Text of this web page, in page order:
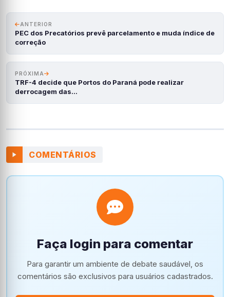
ANTERIOR
PEC dos Precatórios prevê parcelamento e muda índice de
correção
PRÓXIMA
TRF-4 decide que Portos do Paraná pode realizar
derrocagem das…
COMENTÁRIOS
Faça login para comentar
Para garantir um ambiente de debate saudável, os
comentários são exclusivos para usuários cadastrados.